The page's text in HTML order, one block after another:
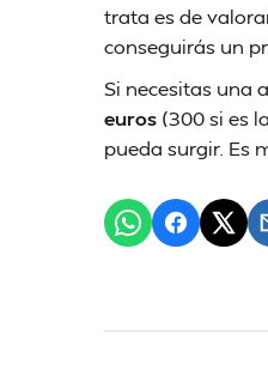
trata es de
conseguirás un
Si necesitas una
euros (300 si es
pueda surgir. Es